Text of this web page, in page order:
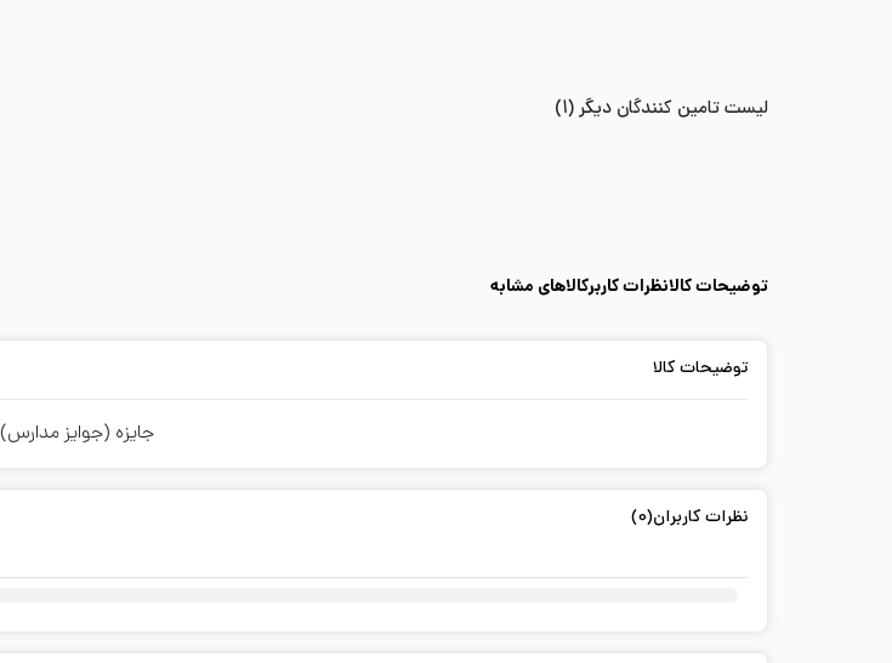
لیست تامین کنندگان دیگر (1)
توضیحات کالانظرات کاربرکالاهای مشابه
توضیحات کالا
جایزه (جوایز مدارس)
نظرات کاربران(0)